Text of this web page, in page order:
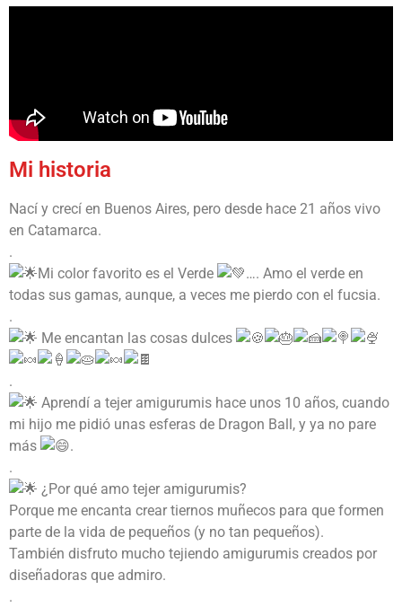
Mi historia
Nací y crecí en Buenos Aires, pero desde hace 21 años vivo
en Catamarca.
.
Mi color favorito es el Verde
…. Amo el verde en
todas sus gamas, aunque, a veces me pierdo con el fucsia.
.
Me encantan las cosas dulces
.
Aprendí a tejer amigurumis hace unos 10 años, cuando
mi hijo me pidió unas esferas de Dragon Ball, y ya no pare
más
.
.
¿Por qué amo tejer amigurumis?
Porque me encanta crear tiernos muñecos para que formen
parte de la vida de pequeños (y no tan pequeños).
También disfruto mucho tejiendo amigurumis creados por
diseñadoras que admiro.
.